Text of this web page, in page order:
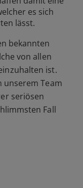
es sich
lässt.
bekannten
von allen
ist.
Team
seriösen
Fall